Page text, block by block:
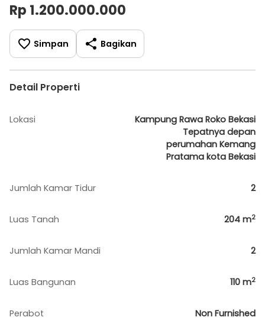
Rp 1.200.000.000
Simpan Bagikan
Detail Properti
Lokasi
Kampung Rawa Roko Bekasi
Tepatnya depan
perumahan Kemang
Pratama kota Bekasi
Jumlah Kamar Tidur 2
Luas Tanah 204 m2
Jumlah Kamar Mandi 2
Luas Bangunan 110 m2
Perabot Non Furnished